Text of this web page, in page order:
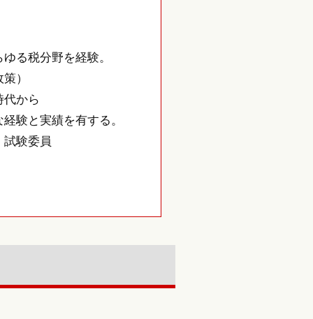
る税分野を経験。
）
代から
験と実績を有する。
験委員